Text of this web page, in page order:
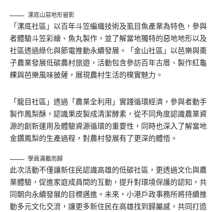
漯底山惡地形留影
「漯底社區」以百年斗笠編織技術及虱目魚產業為特色，參與
者體驗斗笠彩繪、魚丸製作，並了解當地獨特的惡地地形以及
社區透過綠化與節電推動永續發展。「金山社區」以芭樂與棗
子農業發展低碳農村旅遊，活動包含參訪百年古厝、製作紅龜
粿與芭樂風味披薩，展現農村生活的樸實魅力。
「龍目社區」透過「農業全利用」實踐循環經濟，參與者動手
製作鳳梨酥，認識果皮製成清潔酵素，從不同角度認識農業資
源的創新運用及體驗資源循環的重要性，同時也深入了解當地
金鑽鳳梨的生產過程，對農村發展有了更深的體悟。
學員滿載而歸
此次活動不僅讓新住民認識高雄的低碳社區，更透過文化與農
業體驗，促進家庭成員間的互動，提升對環境保護的認知，共
同朝向永續發展的目標邁進。未來，小港戶政事務所將持續推
動多元文化交流，讓更多新住民在高雄找到歸屬感，共同打造